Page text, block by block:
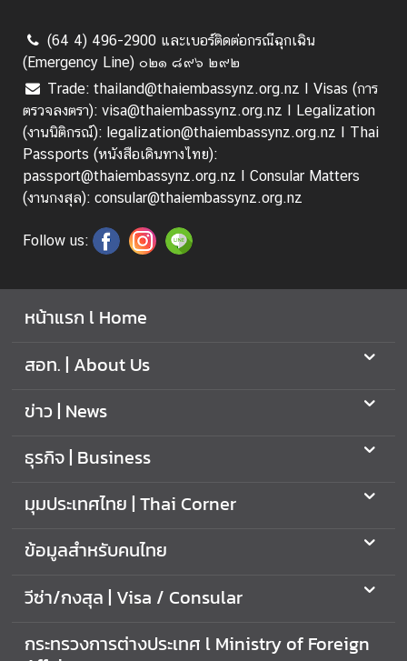
a
/
o
n
s
u
l
a
A
f
a
r
ม
ร
เ
ศ
ท
(64 4) 496-2900 และเบอร์ติดต่อกรณีฉุกเฉิน
(Emergency Line) ๐๒๑ ๘๙๖ ๒๙๒
Trade: thailand@thaiembassynz.org.nz I Visas (การ
ตรวจลงตรา): visa@thaiembassynz.org.nz I Legalization
(งานนิติกรณ์): legalization@thaiembassynz.org.nz I Thai
Passports (หนังสือเดินทางไทย):
passport@thaiembassynz.org.nz I Consular Matters
(งานกงสุล): consular@thaiembassynz.org.nz
Follow us:
หน้าแรก l Home
สอท. | About Us
ข่าว | News
ธุรกิจ | Business
มุมประเทศไทย | Thai Corner
ข้อมูลสำหรับคนไทย
วีซ่า/กงสุล | Visa / Consular
กระทรวงการต่างประเทศ l Ministry of Foreign